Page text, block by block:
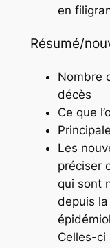
en
Résumé/
Nombre
décès
Ce que
Les
préciser
qui sont
depuis
Celles-ci